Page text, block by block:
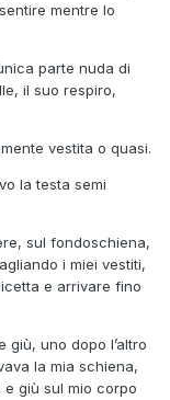
mentre lo
parte nuda di
il suo respiro,
vestita o quasi.
la testa semi
sul fondoschiena,
i miei vestiti,
e arrivare fino
giù, uno dopo l’altro
la mia schiena,
giù sul mio corpo